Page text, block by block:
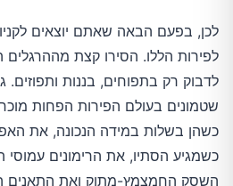
לכן, בפעם הבאה שאתם יוצאים
לפירות הללו. הסירו קצת
לדבוק רק בתפוחים, בננות ותפוזים.
שטמונים בעולם הפירות הפחות
כשהן בשלות במידה הנכונה, את
כשמגיע הסתיו, את הרימונים עמוסי
השסק החמצמץ-מתוק ואת התאנים